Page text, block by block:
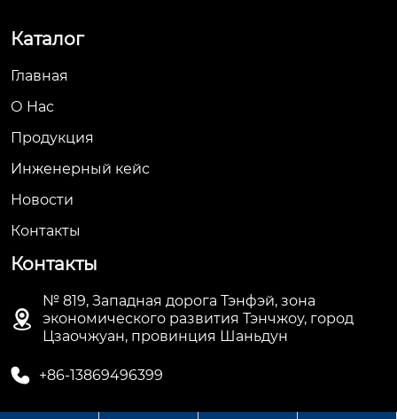
Каталог
Главная
О Hас
Продукция
Инженерный кейс
Новости
Контакты
Контакты

№ 819, Западная дорога Тэнфэй, зона
экономического развития Тэнчжоу, город
Цзаочжуан, провинция Шаньдун
 +86-13869496399